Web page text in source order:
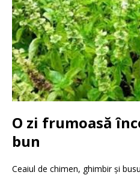
O zi frumoasă
bun
Ceaiul de chimen, ghimbir și